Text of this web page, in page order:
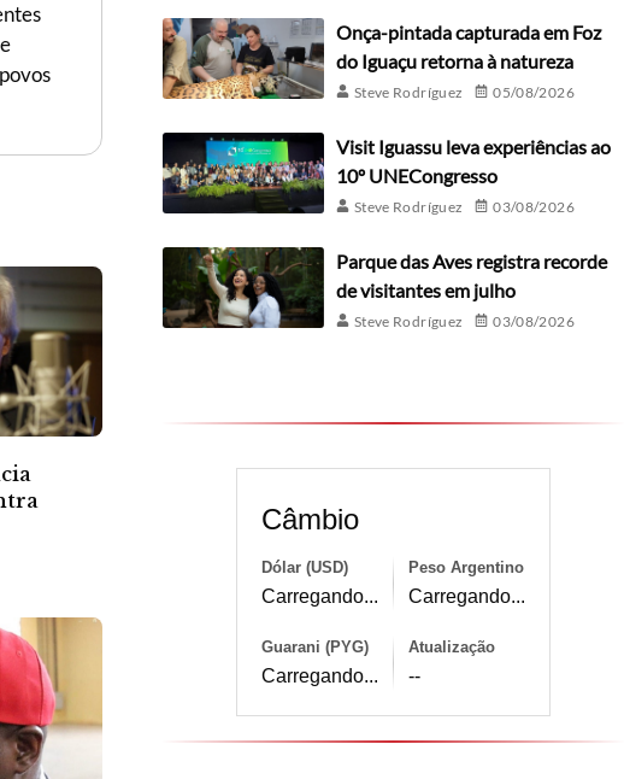
Onça-pintada capturada em Foz
do Iguaçu retorna à natureza
Steve Rodríguez 05/08/2026
Visit Iguassu leva experiências ao
10º UNECongresso
Steve Rodríguez 03/08/2026
Parque das Aves registra recorde
de visitantes em julho
Steve Rodríguez 03/08/2026
Câmbio
Dólar (USD)
Carregando...
Peso Argentino
Carregando...
Guarani (PYG)
Carregando...
Atualização
--